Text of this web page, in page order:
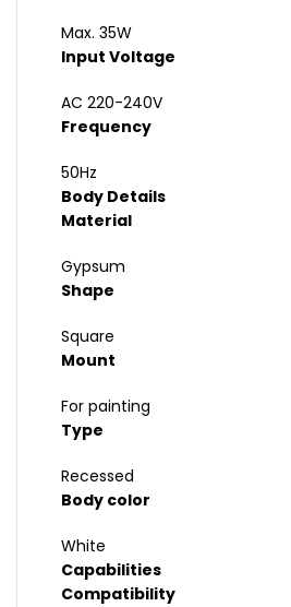
Max. 35W
Input Voltage
AC 220-240V
Frequency
50Hz
Body Details
Material
Gypsum
Shape
Square
Mount
For painting
Type
Recessed
Body color
White
Capabilities
Compatibility